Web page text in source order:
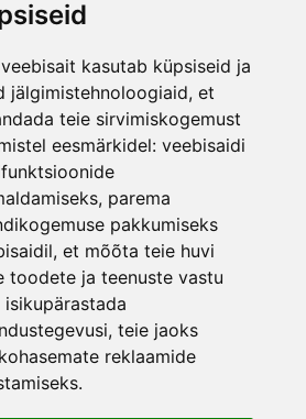
kasutab küpsiseid ja
jälgimistehnoloogiaid, et
teie sirvimiskogemust
eesmärkidel: veebisaidi
, parema
pakkumiseks
, et mõõta teie huvi
toodete ja teenuste vastu
isikupärastada
, teie jaoks
reklaamide
.